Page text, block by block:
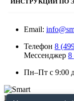
Email:
Телефон 8
Мессенджер 8
Пн–Пт с 9:00